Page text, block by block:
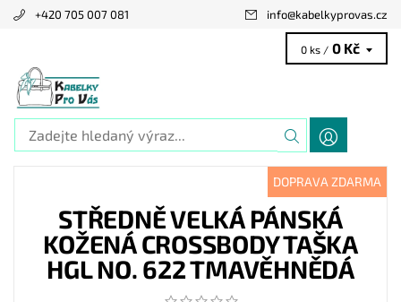
+420 705 007 081 info@kabelkyprovas.cz
0 ks / 0 Kč
DOPRAVA ZDARMA
STŘEDNĚ VELKÁ PÁNSKÁ
KOŽENÁ CROSSBODY TAŠKA
HGL NO. 622 TMAVĚHNĚDÁ